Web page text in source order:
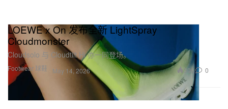
Footwear 球鞋
LOEWE x On 发布全新 LightSpray
Cloudmonster
Cloudsolo 与 Cloudtilt Hi 亦一同登场。
May 14, 2026 306 0